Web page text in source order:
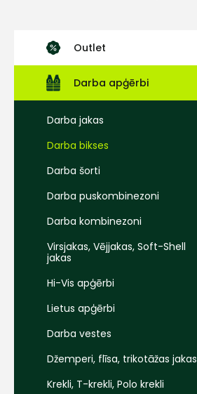
Outlet
Darba apģērbi
Darba jakas
Darba bikses
Darba šorti
Darba puskombinezoni
Darba kombinezoni
Virsjakas, Vējjakas, Soft-Shell
jakas
Hi-Vis apģērbi
Lietus apģērbi
Darba vestes
Džemperi, flīsa, trikotāžas jakas
Krekli, T-krekli, Polo krekli